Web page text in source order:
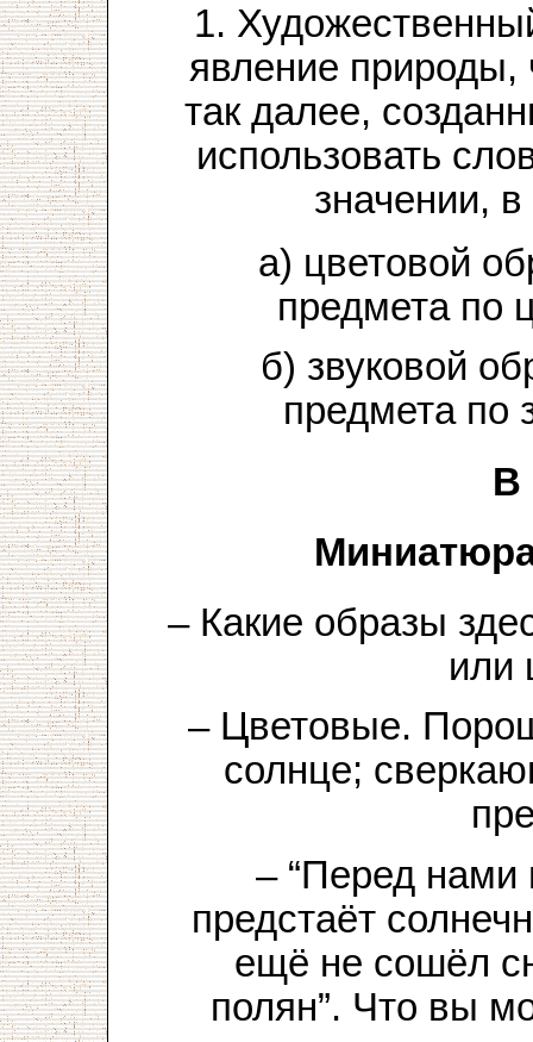
1.
явление природы,
так далее,
использовать
значении,
а) цветовой
предмета по
б) звуковой
предмета по
В
– Какие образы
или
– Цветовые.
солнце;
– “Перед нами
предстаёт
ещё не сошёл
полян”. Что вы